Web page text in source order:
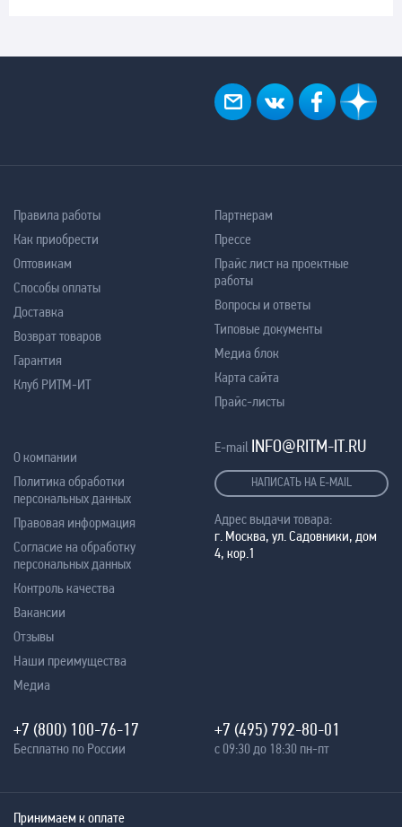
Правила работы
Как приобрести
Оптовикам
Способы оплаты
Доставка
Возврат товаров
Гарантия
Клуб РИТМ-ИТ
Партнерам
Прессе
Прайс лист на проектные
работы
Вопросы и ответы
Типовые документы
Медиа блок
Карта сайта
Прайс-листы
О компании
Политика обработки
персональных данных
Правовая информация
Согласие на обработку
персональных данных
Контроль качества
Вакансии
Отзывы
Наши преимущества
Медиа
E-mail INFO@RITM-IT.RU
НАПИСАТЬ НА E-MAIL
Адрес выдачи товара:
г. Москва, ул. Садовники, дом
4, кор.1
+7 (800) 100-76-17
Бесплатно по России
+7 (495) 792-80-01
с 09:30 до 18:30 пн-пт
Принимаем к оплате